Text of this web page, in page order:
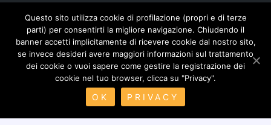
Contatti Privacy
Cookie
Safeguarding
Questo sito utilizza cookie di profilazione (propri e di terze
parti) per consentirti la migliore navigazione. Chiudendo il
banner accetti implicitamente di ricevere cookie dal nostro sito,
se invece desideri avere maggiori informazioni sul trattamento
dei cookie o vuoi sapere come gestire la registrazione dei
cookie nel tuo browser, clicca su "Privacy".
OK PRIVACY